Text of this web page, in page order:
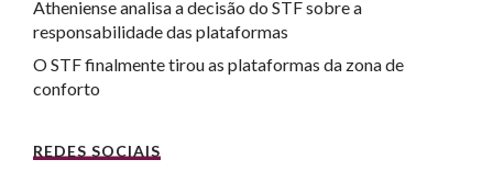
Atheniense analisa a decisão do STF sobre a
responsabilidade das plataformas
O STF finalmente tirou as plataformas da zona de
conforto
REDES SOCIAIS